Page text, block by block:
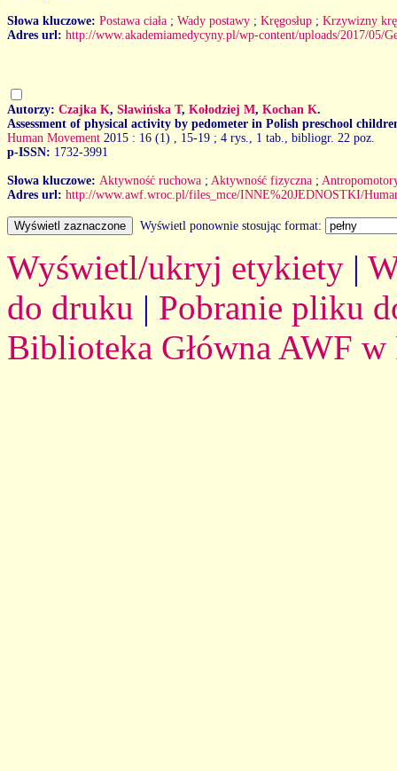
Słowa kluczowe: Postawa ciała ; Wady postawy ; Kręgosłup ; Krzywizny
Adres url: http://www.akademiamedycyny.pl/wp-content/uploads/2017/05/
Autorzy: Czajka K, Sławińska T, Kołodziej M, Kochan K.
Assessment of physical activity by pedometer in Polish preschool
Human Movement 2015 : 16 (1)
, 15-19 ; 4 rys., 1 tab., bibliogr. 22 poz.
p-ISSN: 1732-3991
Słowa kluczowe: Aktywność ruchowa ; Aktywność fizyczna ;
Adres url: http://www.awf.wroc.pl/files_mce/INNE%20JEDNOSTKI/
Wyświetl ponownie stosując format:
Wyświetl/ukryj etykiety |
do druku | Pobranie pliku
Biblioteka Główna AWF w